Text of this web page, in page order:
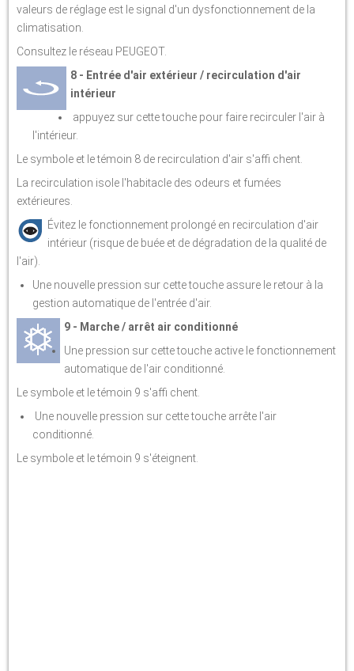
valeurs de réglage est le signal d'un dysfonctionnement de la
climatisation.
Consultez le réseau PEUGEOT.
8 - Entrée d'air extérieur / recirculation d'air
intérieur
appuyez sur cette touche pour faire recirculer l'air à
l'intérieur.
Le symbole et le témoin 8 de recirculation d'air s'affi chent.
La recirculation isole l'habitacle des odeurs et fumées
extérieures.
Évitez le fonctionnement prolongé en recirculation d'air
intérieur (risque de buée et de dégradation de la qualité de
l'air).
Une nouvelle pression sur cette touche assure le retour à la
gestion automatique de l'entrée d'air.
9 - Marche / arrêt air conditionné
Une pression sur cette touche active le fonctionnement
automatique de l'air conditionné.
Le symbole et le témoin 9 s'affi chent.
Une nouvelle pression sur cette touche arrête l'air
conditionné.
Le symbole et le témoin 9 s'éteignent.